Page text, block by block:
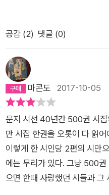
공감 (2) 댓글 (0)
마콘도 2017-10-05
문지 시선 40년간 500권 시집
만 시집 한권을 오롯이 다 읽
이렇게 한 시인당 2편의 시만
에는 무리가 있다. 그냥 500권
으면 한때 사랑했던 시들과 그